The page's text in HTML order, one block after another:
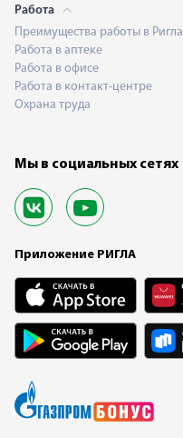
Работа
Преимущества работы в Ригла
Работа в аптеке
Работа в офисе
Работа в контакт-центре
Охрана труда
Мы в социальных сетях
Приложение РИГЛА